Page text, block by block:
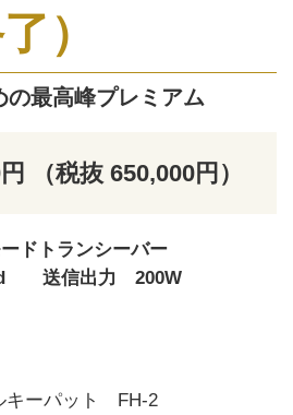
）
の最高峰プレミアム
（税抜 650,000円）
ドトランシーバー
送信出力 200W
キーパット FH-2